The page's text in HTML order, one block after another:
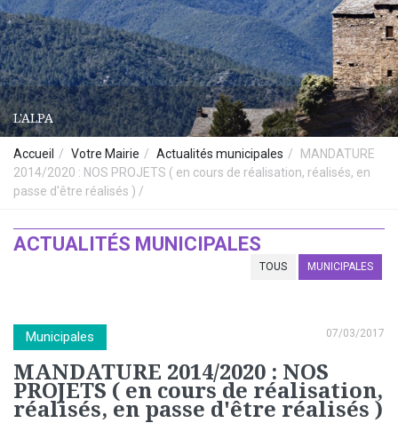
L'ALPA
Accueil Votre Mairie Actualités municipales
MANDATURE
2014/2020 : NOS PROJETS ( en cours de réalisation, réalisés, en
passe d'être réalisés )
ACTUALITÉS MUNICIPALES
TOUS MUNICIPALES
Municipales 07/03/2017
MANDATURE 2014/2020 : NOS
PROJETS ( en cours de réalisation,
réalisés, en passe d'être réalisés )